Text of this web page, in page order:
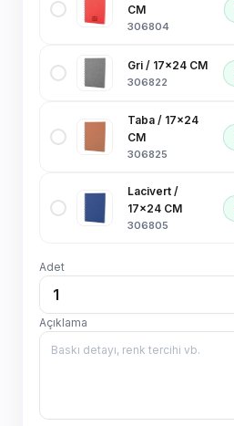
CM
306804
Gri / 17x24 CM
306822
Taba / 17x24
CM
306825
Lacivert /
17x24 CM
306805
Adet
Açıklama